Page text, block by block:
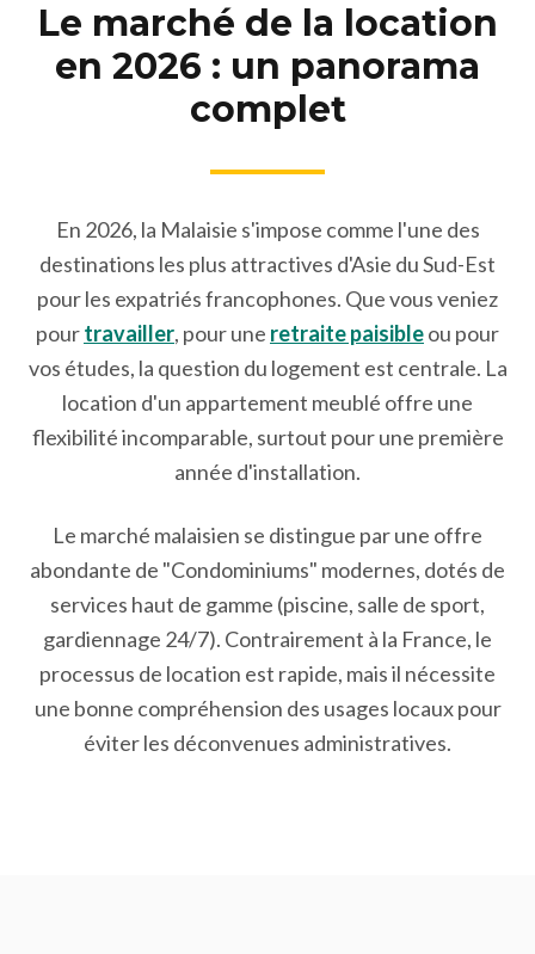
Le marché de la location
en 2026 : un panorama
complet
En 2026, la Malaisie s'impose comme l'une des
destinations les plus attractives d'Asie du Sud-Est
pour les expatriés francophones. Que vous veniez
pourtravailler, pour une retraite paisibleou pour
vos études, la question du logement est centrale. La
location d'un appartement meublé offre une
flexibilité incomparable, surtout pour une première
année d'installation.
Le marché malaisien se distingue par une offre
abondante de "Condominiums" modernes, dotés de
services haut de gamme (piscine, salle de sport,
gardiennage 24/7). Contrairement à la France, le
processus de location est rapide, mais il nécessite
une bonne compréhension des usages locaux pour
éviter les déconvenues administratives.